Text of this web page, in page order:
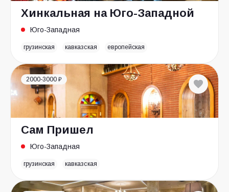
Хинкальная на Юго-Западной
Юго-Западная
грузинская кавказская европейская
2000-3000 ₽
Сам Пришел
Юго-Западная
грузинская кавказская